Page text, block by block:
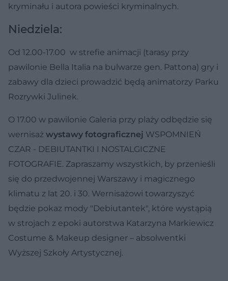
kryminału i autora powieści kryminalnych.
Niedziela:
Od 12.00-17.00 w strefie animacji (tarasy przy
pawilonie Bella Italia na bulwarze gen. Pattona) gry i
zabawy dla dzieci prowadzić będą animatorzy Parku
Rozrywki Julinek.
O 17.00 w pawilonie Galeria przy plaży odbędzie się
wernisaż wystawy fotograficznej WSPOMNIEŃ
CZAR - DEBIUTANTKI I NOSTALGICZNE
FOTOGRAFIE. Zapraszamy wszystkich, by przenieśli
się do przedwojennej Warszawy i magicznego
klimatu z lat 20. i 30. Wernisażowi towarzyszyć
będzie pokaz mody "Debiutantek", które wystąpią
w strojach z epoki autorstwa Katarzyna Markiewicz
Costume & Makeup designer – absolwentki
Wyższej Szkoły Artystycznej.